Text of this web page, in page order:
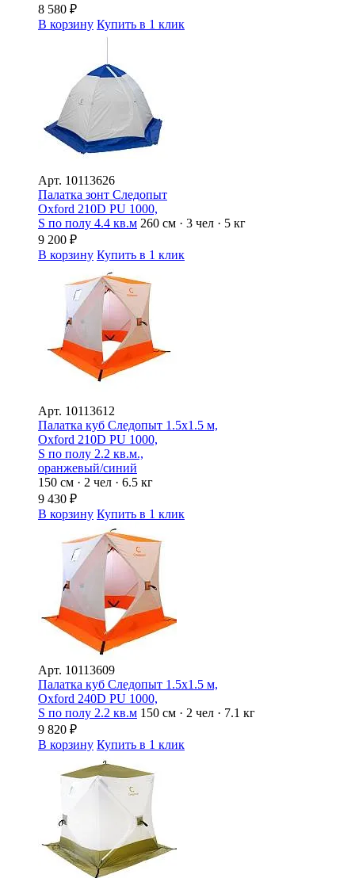
8 580 ₽
В корзину Купить в 1 клик
Арт. 10113626
Палатка зонт Следопыт
Oxford 210D PU 1000,
S по полу 4.4 кв.м 260 см · 3 чел · 5 кг
9 200 ₽
В корзину Купить в 1 клик
Арт. 10113612
Палатка куб Следопыт 1.5х1.5 м,
Oxford 210D PU 1000,
S по полу 2.2 кв.м.,
оранжевый/синий
150 см · 2 чел · 6.5 кг
9 430 ₽
В корзину Купить в 1 клик
Арт. 10113609
Палатка куб Следопыт 1.5х1.5 м,
Oxford 240D PU 1000,
S по полу 2.2 кв.м 150 см · 2 чел · 7.1 кг
9 820 ₽
В корзину Купить в 1 клик